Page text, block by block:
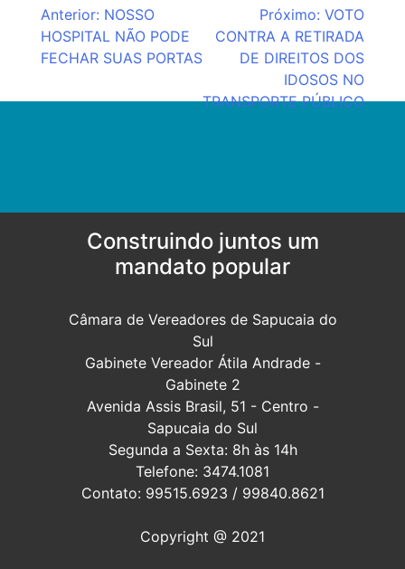
Navegação
de
Anterior: NOSSO
HOSPITAL NÃO PODE
FECHAR SUAS PORTAS
Próximo: VOTO
CONTRA A RETIRADA
DE DIREITOS DOS
IDOSOS NO
TRANSPORTE PÚBLICO
Construindo juntos um
mandato popular
Câmara de Vereadores de Sapucaia do
Sul
Gabinete Vereador Átila Andrade -
Gabinete 2
Avenida Assis Brasil, 51 - Centro -
Sapucaia do Sul
Segunda a Sexta: 8h às 14h
Telefone: 3474.1081
Contato: 99515.6923 / 99840.8621
Copyright @ 2021